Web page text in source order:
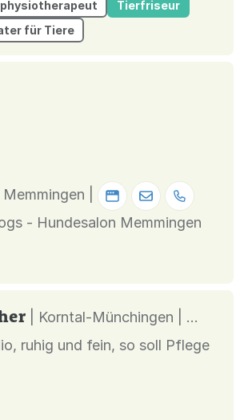
Tierfriseur
für Tiere
| Memmingen |
- Hundesalon Memmingen
| Korntal-Münchingen |
ruhig und fein, so soll Pflege